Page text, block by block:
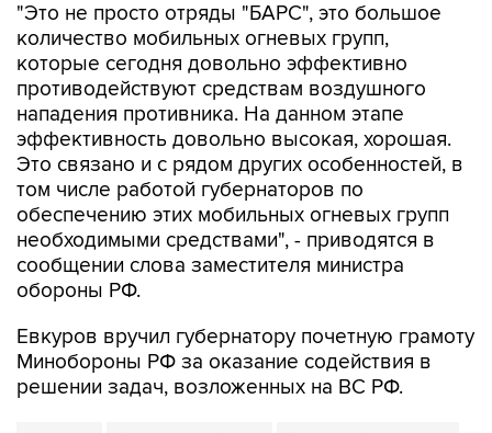
"Это не просто отряды "БАРС", это большое
количество мобильных огневых групп,
которые сегодня довольно эффективно
противодействуют средствам воздушного
нападения противника. На данном этапе
эффективность довольно высокая, хорошая.
Это связано и с рядом других особенностей, в
том числе работой губернаторов по
обеспечению этих мобильных огневых групп
необходимыми средствами", - приводятся в
сообщении слова заместителя министра
обороны РФ.
Евкуров вручил губернатору почетную грамоту
Минобороны РФ за оказание содействия в
решении задач, возложенных на ВС РФ.